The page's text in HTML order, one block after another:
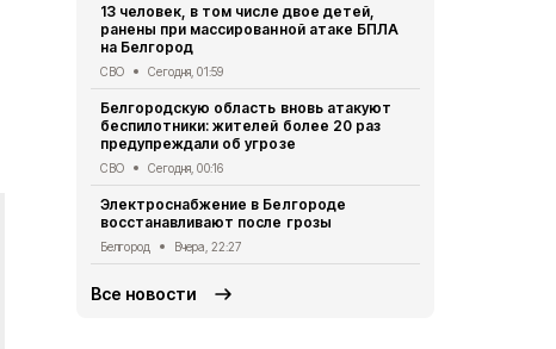
13 человек, в том числе двое детей,
ранены при массированной атаке БПЛА
на Белгород
СВО Сегодня, 01:59
Белгородскую область вновь атакуют
беспилотники: жителей более 20 раз
предупреждали об угрозе
СВО Сегодня, 00:16
Электроснабжение в Белгороде
восстанавливают после грозы
Белгород Вчера, 22:27
Все новости